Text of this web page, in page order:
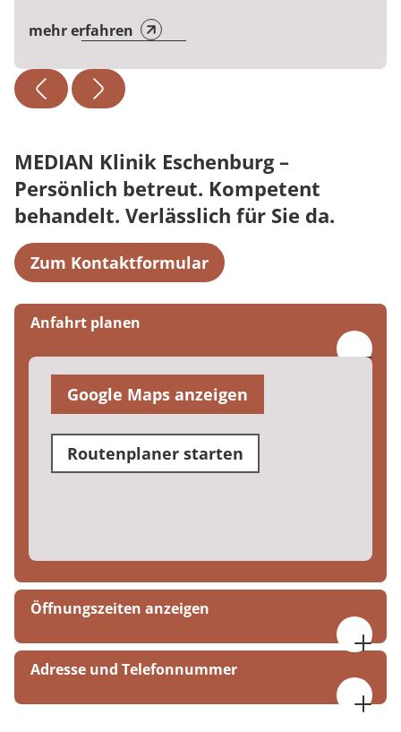
mehr erfahren
MEDIAN Klinik Eschenburg –
Persönlich betreut. Kompetent
behandelt. Verlässlich für Sie da.
Zum Kontaktformular
Anfahrt planen
Google Maps anzeigen
Routenplaner starten
Öffnungszeiten anzeigen
Mo-Do 08:00 - 15:30 Uhr
Fr 08:00 - 14:00 Uhr
Adresse und Telefonnummer